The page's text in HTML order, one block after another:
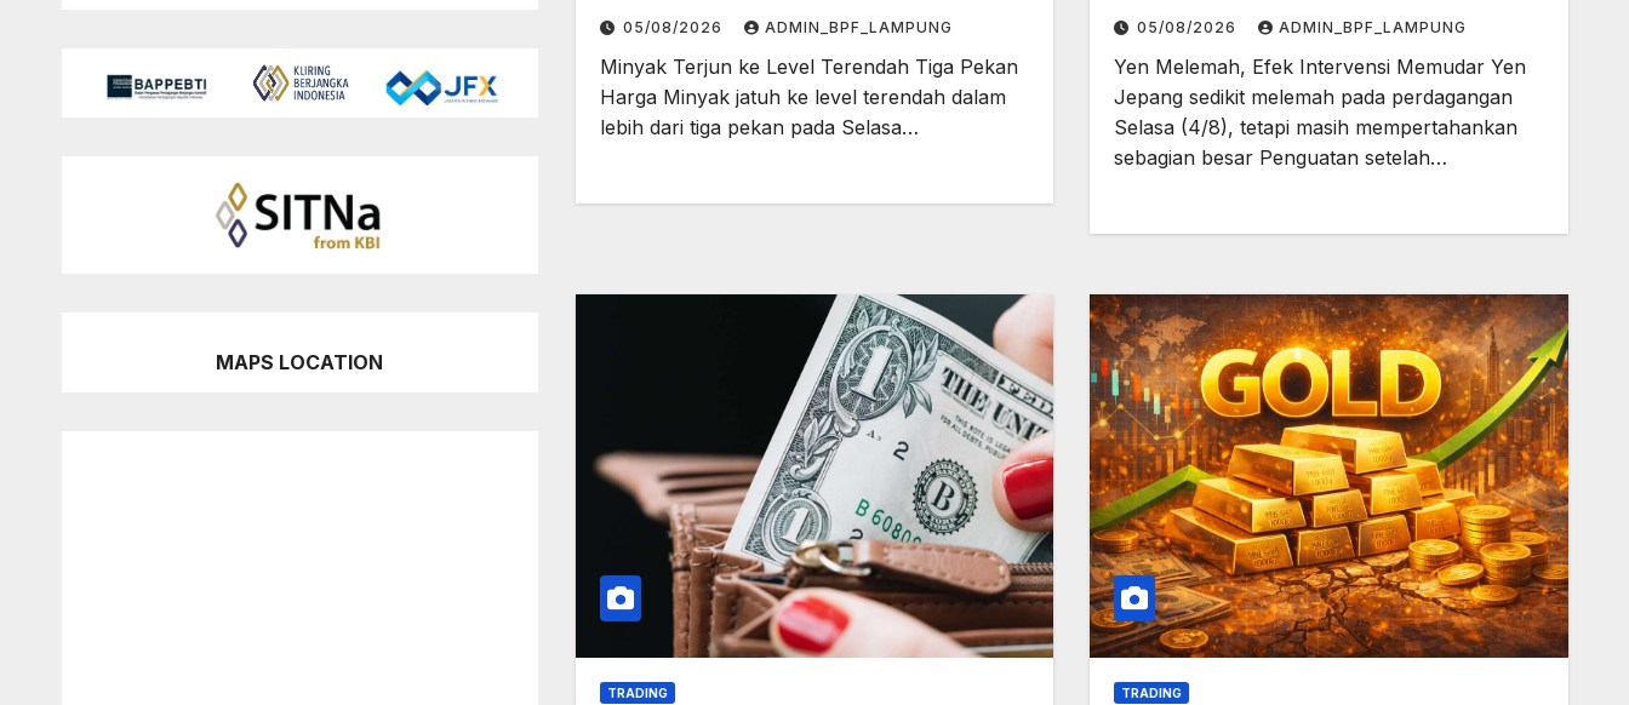
MAPS LOCATION
05/08/2026 ADMIN_BPF_LAMPUNG
Minyak Terjun ke Level Terendah Tiga Pekan
Harga Minyak jatuh ke level terendah dalam
lebih dari tiga pekan pada Selasa…
05/08/2026 ADMIN_BPF_LAMPUNG
Yen Melemah, Efek Intervensi Memudar Yen
Jepang sedikit melemah pada perdagangan
Selasa (4/8), tetapi masih mempertahankan
sebagian besar Penguatan setelah…
TRADING TRADING